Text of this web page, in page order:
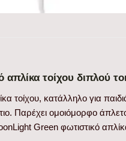
τοίχου διπλού
τοίχου, κατάλληλο για
Παρέχει ομοιόμορφο
Green φωτιστικό